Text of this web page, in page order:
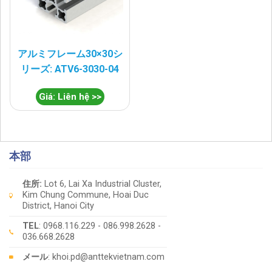
アルミフレーム30×30シ
リーズ: ATV6-3030-04
Giá: Liên hệ >>
本部
住所: Lot 6, Lai Xa Industrial Cluster,
Kim Chung Commune, Hoai Duc
District, Hanoi City
TEL: 0968.116.229 - 086.998.2628 -
036.668.2628
メール: khoi.pd@anttekvietnam.com